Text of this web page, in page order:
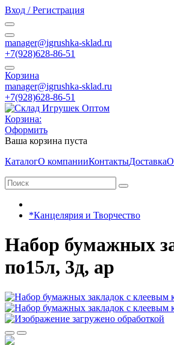
Вход / Регистрация
manager@igrushka-sklad.ru
+7(928)628-86-51
Корзина
manager@igrushka-sklad.ru
+7(928)628-86-51
Корзина:
Оформить
Ваша корзина пуста
КаталогО компанииКонтактыДоставка
*Канцелярия и Творчество
Набор бумажных
по15л, 3д, ар